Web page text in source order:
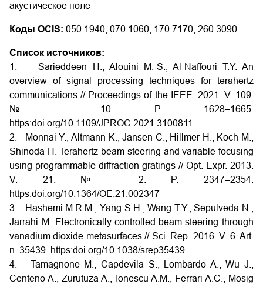
акустическое поле
Коды OCIS: 050.1940, 070.1060, 170.7170, 260.3090
Список источников:
1. Sarieddeen H., Alouini M.-S., Al-Naffouri T.Y. An
overview of signal processing techniques for terahertz
communications // Proceedings of the IEEE. 2021. V. 109.
№ 10. P. 1628–1665.
https:doi.org/10.1109/JPROC.2021.3100811
2. Monnai Y., Altmann K., Jansen C., Hillmer H., Koch M.,
Shinoda H. Terahertz beam steering and variable focusing
using programmable diffraction gratings // Opt. Expr. 2013.
V. 21. № 2. P. 2347–2354.
https:doi.org/10.1364/OE.21.002347
3. Hashemi M.R.M., Yang S.H., Wang T.Y., Sepulveda N.,
Jarrahi M. Electronically-controlled beam-steering through
vanadium dioxide metasurfaces // Sci. Rep. 2016. V. 6. Art.
n. 35439. https:doi.org/10.1038/srep35439
4. Tamagnone M., Capdevila S., Lombardo A., Wu J.,
Centeno A., Zurutuza A., Ionescu A.M., Ferrari A.C., Mosig